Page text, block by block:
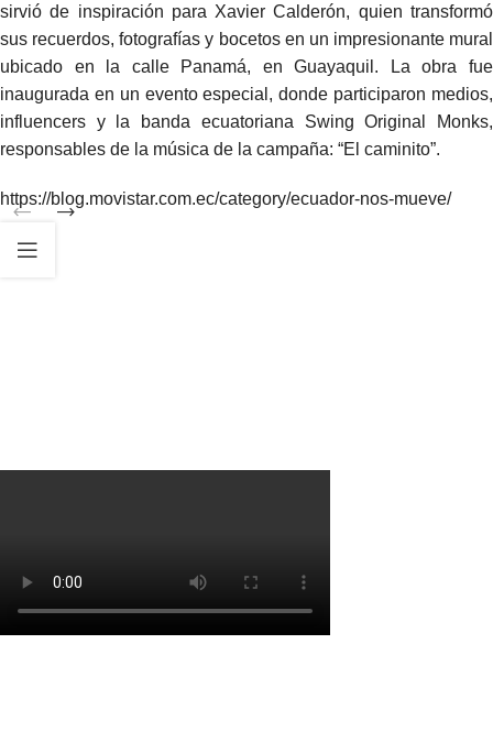
sirvió de inspiración para Xavier Calderón, quien transformó
sus recuerdos, fotografías y bocetos en un impresionante mural
ubicado en la calle Panamá, en Guayaquil. La obra fue
inaugurada en un evento especial, donde participaron medios,
influencers y la banda ecuatoriana Swing Original Monks,
responsables de la música de la campaña: “El caminito”.
https://blog.movistar.com.ec/category/ecuador-nos-mueve/